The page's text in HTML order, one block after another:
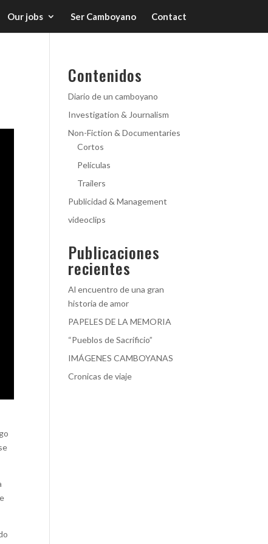
Our jobs Ser Camboyano Contact
Contenidos
Diario de un camboyano
Investigation & Journalism
Non-Fiction & Documentaries
Cortos
Películas
Trailers
Publicidad & Management
videoclips
Publicaciones
recientes
Al encuentro de una gran
historia de amor
PAPELES DE LA MEMORIA
“Pueblos de Sacrificio”
IMÁGENES CAMBOYANAS
Cronicas de viaje